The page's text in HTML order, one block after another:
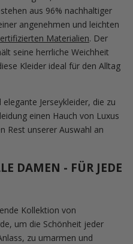
aus 96% nachhaltiger
angenehmen und leichten
Materialien. Der
seine herrliche Weichheit
Kleider ideal für den Alltag
Jerseykleider, die zu
einen Hauch von Luxus
Rest unserer Auswahl an
DAMEN - FÜR JEDE
Kollektion von
um die Schönheit jeder
zu umarmen und